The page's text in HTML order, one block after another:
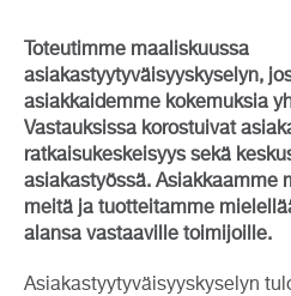
Toteutimme maaliskuussa
asiakastyytyväisyyskyselyn,
asiakkaidemme kokemuksia
Vastauksissa korostuivat
ratkaisukeskeisyys sekä
asiakastyössä. Asiakkaamme
meitä ja tuotteitamme
alansa vastaaville toimijoille.
Asiakastyytyväisyyskyselyn